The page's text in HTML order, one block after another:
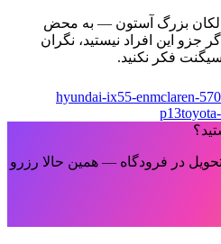
همه مالکان بزرگ آستون — به محض
جزو این افراد نیستید، نگران
فکر نکنید.
hyundai-ix55-enmclaren-
p13
در فرودگاه — همین حالا رزرو